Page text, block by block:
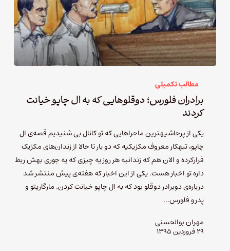
مطالب تکمیلی
برادران فلورس؛ دوقلوهایی که به ال چاپو خیانت
کردند
یکی از پرحاشیه‎ترین ماحراهایی که تو کانال بی شنیدیم قصه‌ی ال
چاپو، تبهکار معروف مکزیکیه که دو بار تا حالا از زندان‌های مکزیک
فرارکرده و الان هم که زندانیه هر روز یه چیزی که یه جوری بهش ربط
داره تو اخبار هست. یکی از این اخبار که هفته‌ی پیش منتشر شد
درباره‌ی دوبرادر دوقلو بود که به ال چاپو خیانت کردن. مارگاریتو و
پدرو فلورس…
مهران بوالحسنی
۲۹ فروردین ۱۳۹۵